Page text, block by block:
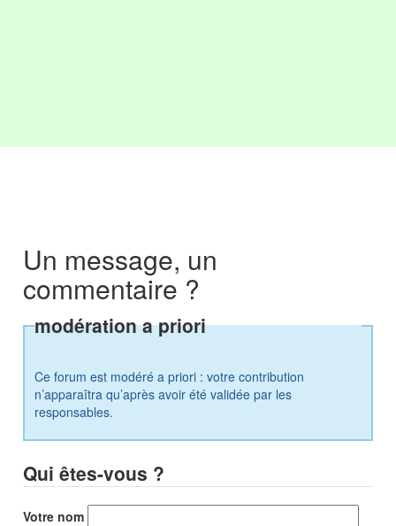
Un message, un
commentaire ?
modération a priori
Ce forum est modéré a priori : votre contribution
n’apparaîtra qu’après avoir été validée par les
responsables.
Qui êtes-vous ?
Votre nom